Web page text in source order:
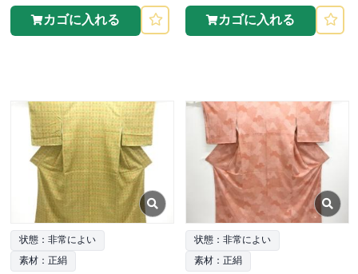
カゴに入れる カゴに入れる
状態：非常によい
素材：正絹
状態：非常によい
素材：正絹